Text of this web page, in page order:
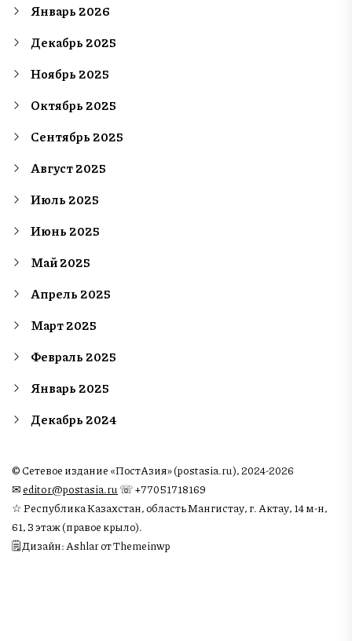
Январь 2026
Декабрь 2025
Ноябрь 2025
Октябрь 2025
Сентябрь 2025
Август 2025
Июль 2025
Июнь 2025
Май 2025
Апрель 2025
Март 2025
Февраль 2025
Январь 2025
Декабрь 2024
© Сетевое издание «ПостАзия» (postasia.ru), 2024-2026
✉︎editor@postasia.ru ☏ +77051718169
☆ Республика Казахстан, область Мангистау, г. Актау, 14 м-н,
61, 3 этаж (правое крыло).
🗒 Дизайн: Ashlar от Themeinwp